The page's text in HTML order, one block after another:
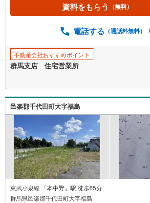
資料をもらう （無料）
電話する （通話料無料）
不動産会社おすすめポイント
群馬支店 住宅営業所
邑楽郡千代田町大字福島
東武小泉線 「本中野」駅 徒歩65分
群馬県邑楽郡千代田町大字福島